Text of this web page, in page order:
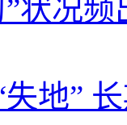
状况
地”